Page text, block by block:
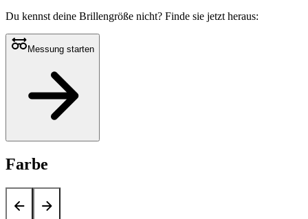
Du kennst deine Brillengröße nicht? Finde sie jetzt heraus:
Messung starten
Farbe